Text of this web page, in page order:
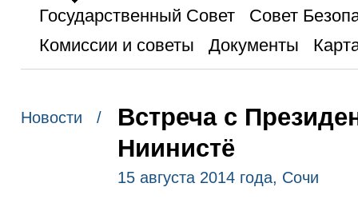
Государственный Совет
Совет
Комиссии и советы
Документы
Новости /
Встреча с
Ниинистё
15 августа 2014 года, Сочи